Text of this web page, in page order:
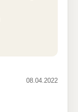
08.04.2022